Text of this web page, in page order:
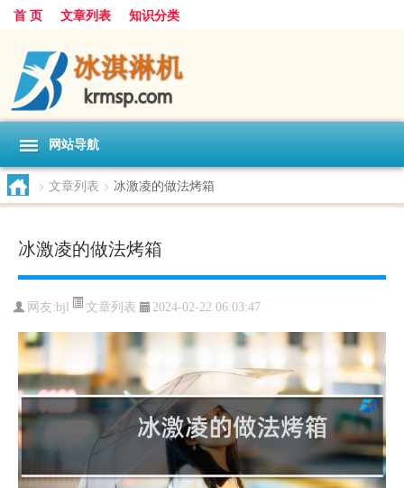
首 页 文章列表 知识分类
网站导航
> 文章列表 > 冰激凌的做法烤箱
冰激凌的做法烤箱
网友:bjl 文章列表 2024-02-22 06:03:47